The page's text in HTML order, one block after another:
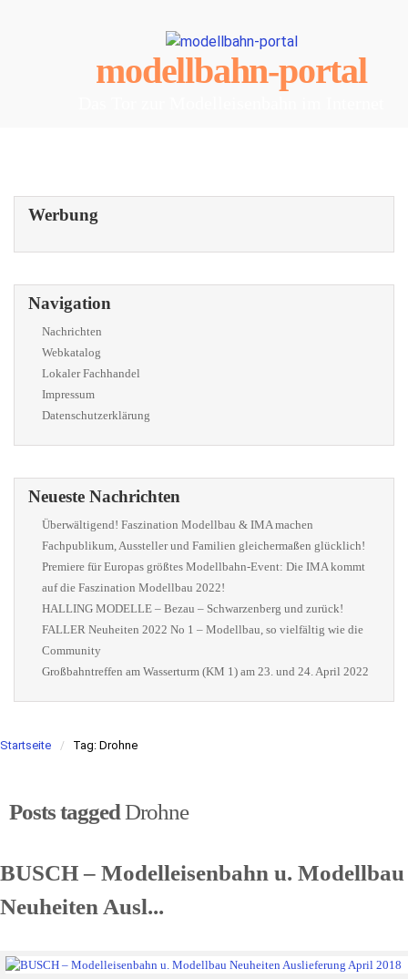
modellbahn-portal
Werbung
Navigation
Nachrichten
Webkatalog
Lokaler Fachhandel
Impressum
Datenschutzerklärung
Neueste Nachrichten
Überwältigend! Faszination Modellbau & IMA machen
Fachpublikum, Aussteller und Familien gleichermaßen glücklich!
Premiere für Europas größtes Modellbahn-Event: Die IMA kommt
auf die Faszination Modellbau 2022!
HALLING MODELLE – Bezau – Schwarzenberg und zurück!
FALLER Neuheiten 2022 No 1 – Modellbau, so vielfältig wie die
Community
Großbahntreffen am Wasserturm (KM 1) am 23. und 24. April 2022
Startseite Tag: Drohne
Posts taggedDrohne
BUSCH – Modelleisenbahn u. Modellbau
Neuheiten Ausl...